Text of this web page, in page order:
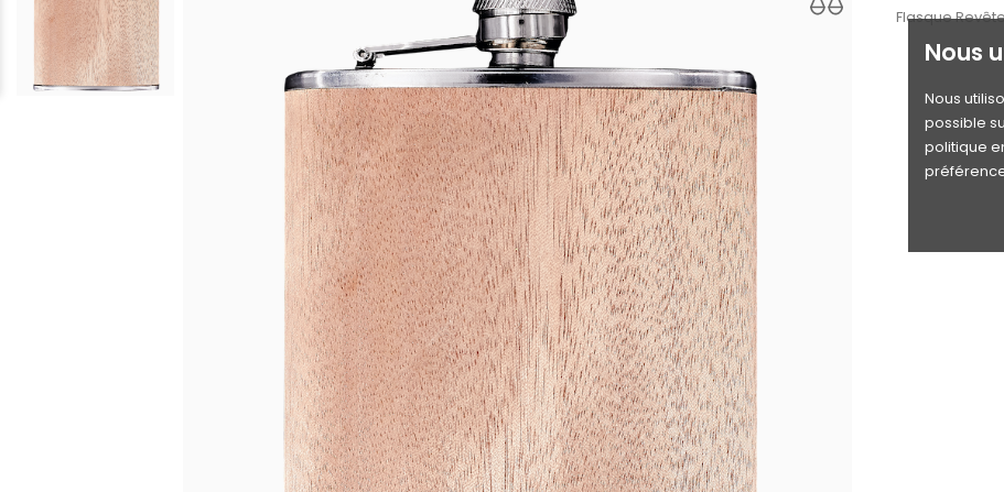
Nous
Nous
possible
politique
Flasque